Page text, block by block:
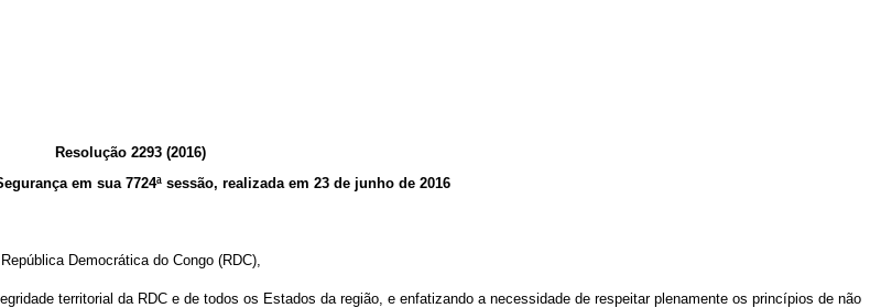
Resolução 2293 (2016)
em sua 7724ª sessão, realizada em 23 de junho de 2016
Democrática do Congo (RDC),
territorial da RDC e de todos os Estados da região, e enfatizando a necessidade de respeitar plenamente os princípios de não